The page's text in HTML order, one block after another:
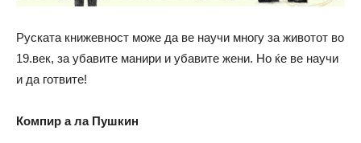
Руската книжевност може да ве научи многу за животот во
19.век, за убавите манири и убавите жени. Но ќе ве научи
и да готвите!
Компир а ла Пушкин